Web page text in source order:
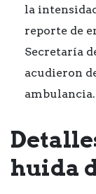
la
reporte de
Secretaría
acudieron
ambulancia.
huida